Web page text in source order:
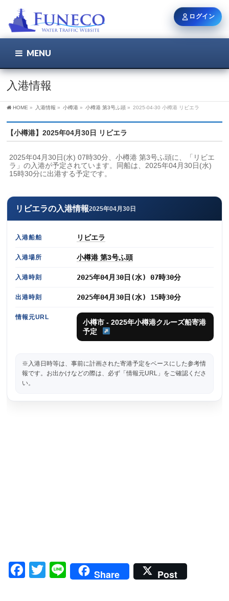
MENU
入港情報
HOME » 入港情報 » 小樽港 » 小樽港 第3号ふ頭 » 2025-04-30 小樽港 リビエラ
【小樽港】2025年04月30日 リビエラ
2025年04月30日(水) 07時30分、小樽港 第3号ふ頭に、「リビエ
ラ」の入港が予定されています。同船は、2025年04月30日(水)
15時30分に出港する予定です。
リビエラの入港情報2025年04月30日
入港船舶 リビエラ
入港場所 小樽港 第3号ふ頭
入港時刻 2025年04月30日(水) 07時30分
出港時刻 2025年04月30日(水) 15時30分
情報元URL
小樽市 - 2025年小樽港クルーズ船寄港
予定
※入港日時等は、事前に計画された寄港予定をベースにした参考情
報です。お出かけなどの際は、必ず「情報元URL」をご確認くださ
い。
Facebook
Twitter
LineShare Post
ログイン
ユーザー名 / メール
ログイン状態を保持
新規登録 パスワードを忘れた方